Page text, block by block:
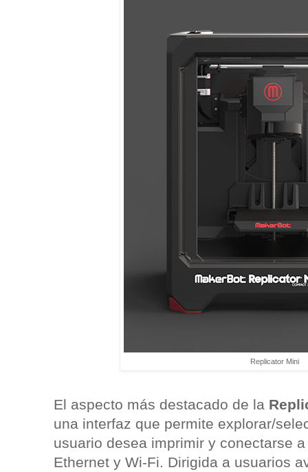
Replicator Mini
El aspecto más destacado de la
una interfaz que permite explorar/
usuario desea imprimir y conectarse
Ethernet y Wi-Fi. Dirigida a usuarios